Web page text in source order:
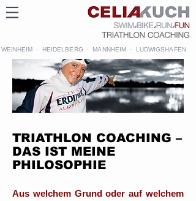
WEINHEIM · HEIDELBERG · MANNHEIM · LUDWIGSHAFEN
TRIATHLON COACHING –
DAS IST MEINE
PHILOSOPHIE
Aus welchem Grund oder auf welchem